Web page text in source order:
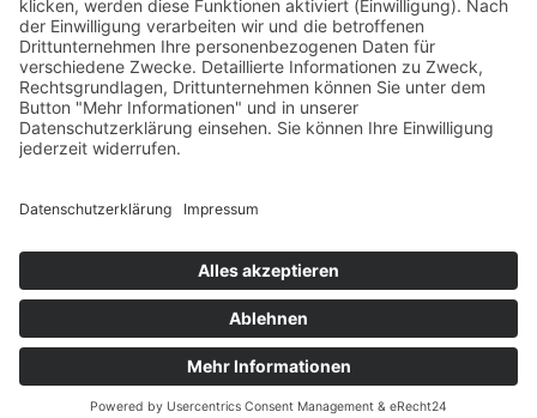
Über uns
Copyright © 2026 Klinikum Obergöltzsch Rodewisch, Vogtlandkreis. Alle